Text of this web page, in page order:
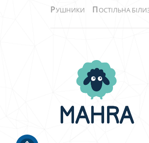
РУШНИКИ ПОСТІЛЬНА